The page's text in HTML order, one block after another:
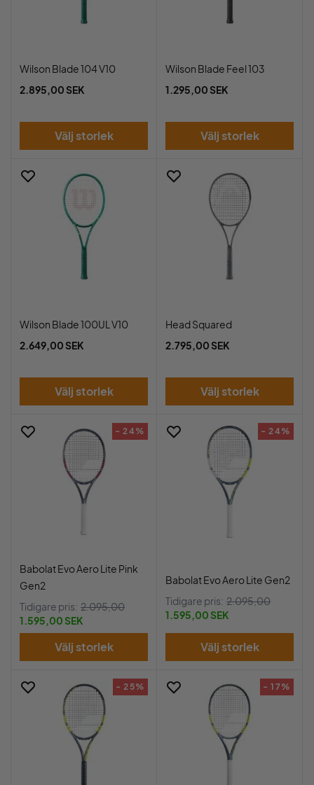
Wilson Blade 104 V10
2.895,00 SEK
Välj storlek
Wilson Blade Feel 103
1.295,00 SEK
Välj storlek
Wilson Blade 100UL V10
2.649,00 SEK
Välj storlek
Head Squared
2.795,00 SEK
Välj storlek
- 24%
Babolat Evo Aero Lite Pink
Gen2
Tidigare pris: 2.095,00
1.595,00 SEK
Välj storlek
- 24%
Babolat Evo Aero Lite Gen2
Tidigare pris: 2.095,00
1.595,00 SEK
Välj storlek
- 25% - 17%